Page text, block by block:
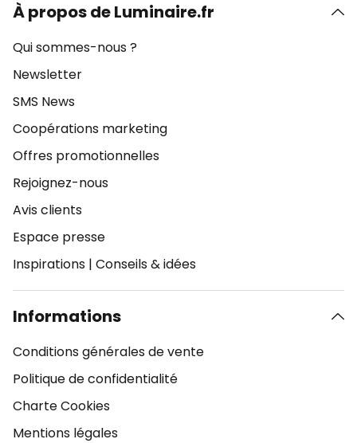
À propos de Luminaire.fr
Qui sommes-nous ?
Newsletter
SMS News
Coopérations marketing
Offres promotionnelles
Rejoignez-nous
Avis clients
Espace presse
Inspirations | Conseils & idées
Informations
Conditions générales de vente
Politique de confidentialité
Charte Cookies
Mentions légales